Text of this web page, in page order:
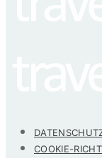
COOKIE-